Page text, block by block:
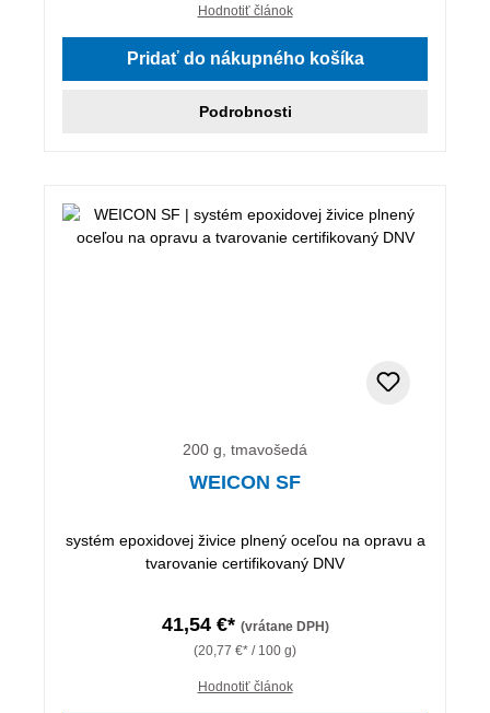
Hodnotiť článok
Pridať do nákupného košíka
Podrobnosti
200 g, tmavošedá
WEICON SF
systém epoxidovej živice plnený oceľou na opravu a
tvarovanie certifikovaný DNV
41,54 €* (vrátane DPH)
(20,77 €* / 100 g)
Hodnotiť článok